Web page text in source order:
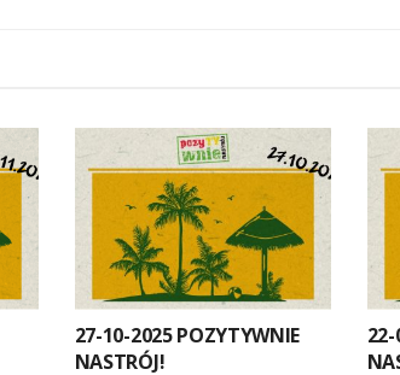
27-10-2025 POZYTYWNIE
NASTRÓJ!